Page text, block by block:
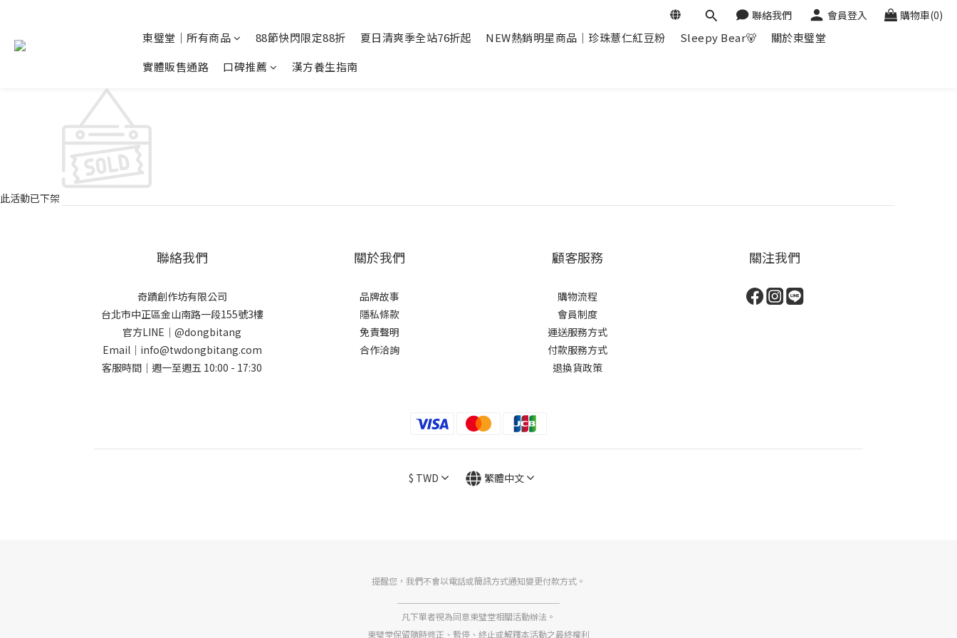
聯絡我們 會員登入 購物車(0)
東璧堂｜所有商品 88節快閃限定88折 夏日清爽季全站76折起 NEW熱銷明星商品｜珍珠薏仁紅豆粉 Sleepy Bear🐻
關於東璧堂
實體販售通路
口碑推薦 漢方養生指南
此活動已下架
聯絡我們
奇蹟創作坊有限公司
台北市中正區金山南路一段155號3樓
官方LINE｜@dongbitang
Email｜info@twdongbitang.com
客服時間｜週一至週五 10:00 - 17:30
關於我們
品牌故事
隱私條款
免責聲明
合作洽詢
顧客服務
購物流程
會員制度
運送服務方式
付款服務方式
退換貨政策
關注我們
$ TWD 繁體中文
提醒您，我們不會以電話或簡訊方式通知變更付款方式。
凡下單者視為同意東璧堂相關活動辦法。
東璧堂保留隨時修正、暫停、終止或解釋本活動之最終權利